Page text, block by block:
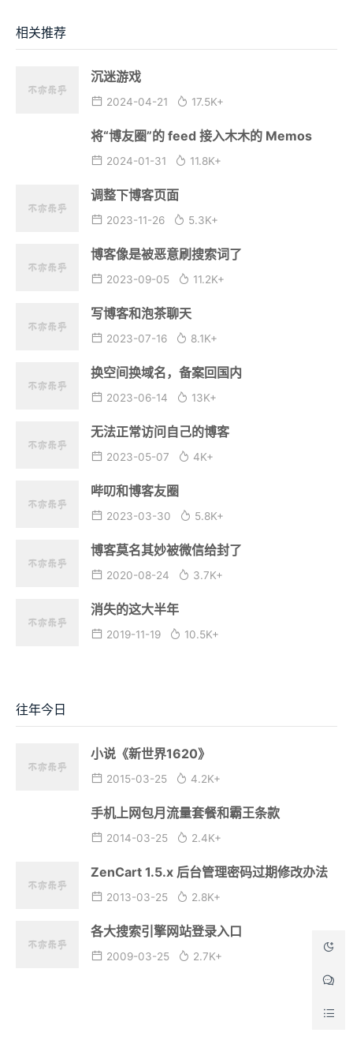
沉迷游戏
2024-04-21 17.5K+
将“博友圈”的 feed 接入木木的 Memos
2024-01-31 11.8K+
调整下博客页面
2023-11-26 5.3K+
博客像是被恶意刷搜索词了
2023-09-05
写博客和泡茶聊天
2023-07-16 8.1K+
换空间换域名，备案回国内
2023-06-14
无法正常访问自己的博客
2023-03-30 5.8K+
博客莫名其妙被微信给封了
2020-08-24 3.7K+
消失的这大半年
2019-11-19 10.5K+
小说《新世界1620》